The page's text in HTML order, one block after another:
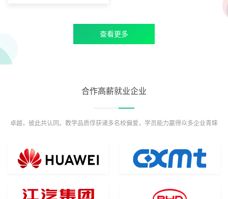
查看更多
合作高薪就业企业
卓越，彼此共认同。教学品质俘获诸多名校偏爱，学员能力赢得众多企业青睐